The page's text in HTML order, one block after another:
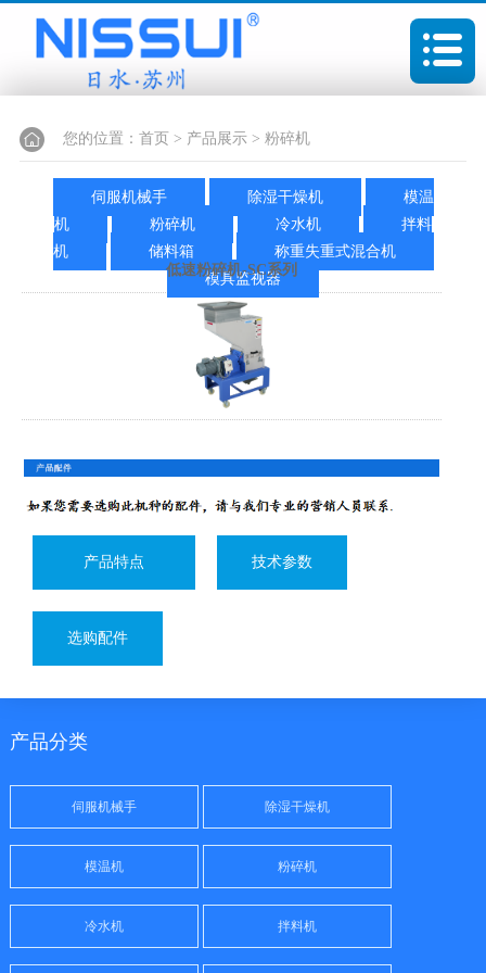
您的位置： 首页 > 产品展示> 粉碎机
伺服机械手 除湿干燥机
模温
机
粉碎机 冷水机
拌料
机
储料箱
称重失重式混合机
模具监视器
低速粉碎机-SC系列
产品特点 技术参数
选购配件
产品分类
伺服机械手 除湿干燥机
模温机 粉碎机
冷水机 拌料机